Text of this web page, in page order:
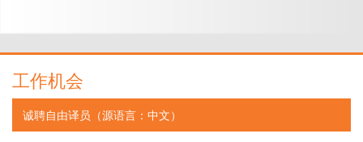
工作机会
诚聘自由译员（源语言：中文）